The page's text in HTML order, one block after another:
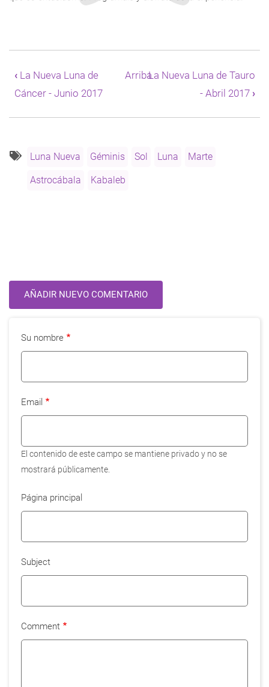
transversales
de
Book
La
de
‹La Nueva Luna de
Cáncer - Junio 2017
ArribaLa Nueva Luna de Tauro
- Abril 2017 ›
Luna Nueva Géminis Sol Luna Marte
Astrocábala Kabaleb
AÑADIR NUEVO COMENTARIO
Su nombre
Email
El contenido de este campo se mantiene privado y no se
mostrará públicamente.
Página principal
Subject
Comment